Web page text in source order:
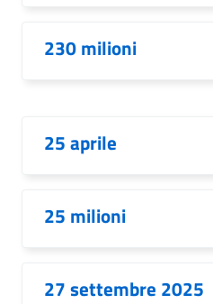
230 milioni
25 aprile
25 milioni
27 settembre 2025